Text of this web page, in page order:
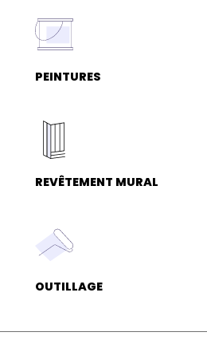
PEINTURES
REVÊTEMENT MURAL
OUTILLAGE